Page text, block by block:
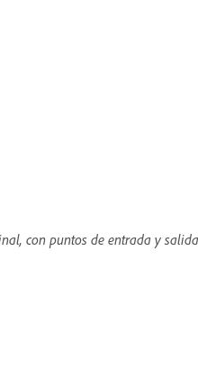
con puntos de entrada y